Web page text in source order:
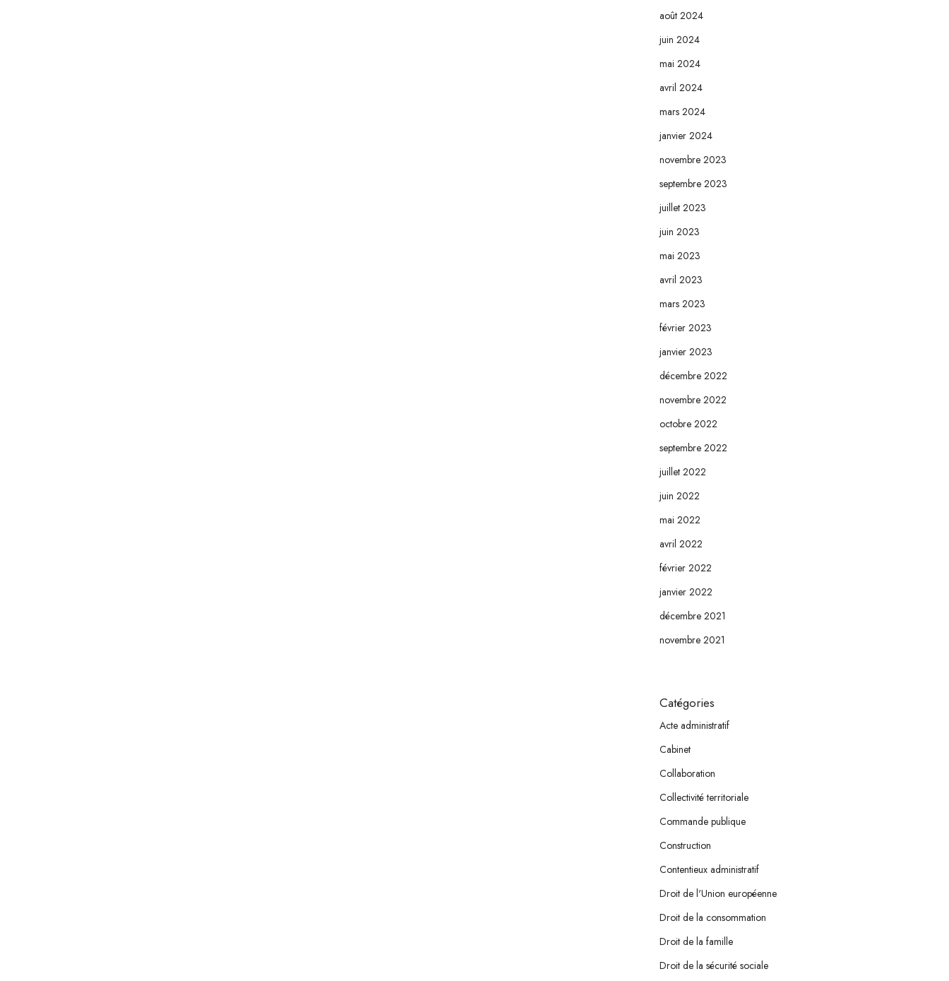
août 2024
juin 2024
mai 2024
avril 2024
mars 2024
janvier 2024
novembre 2023
septembre 2023
juillet 2023
juin 2023
mai 2023
avril 2023
mars 2023
février 2023
janvier 2023
décembre 2022
novembre 2022
octobre 2022
septembre 2022
juillet 2022
juin 2022
mai 2022
avril 2022
février 2022
janvier 2022
décembre 2021
novembre 2021
Catégories
Acte administratif
Cabinet
Collaboration
Collectivité territoriale
Commande publique
Construction
Contentieux administratif
Droit de l'Union européenne
Droit de la consommation
Droit de la famille
Droit de la sécurité sociale